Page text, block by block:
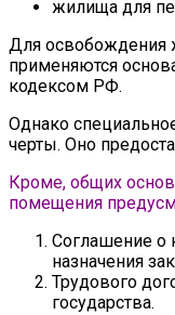
жилища для
Для освобождения
применяются
кодексом РФ.
Однако
черты. Оно
Кроме, общих
помещения
Соглашение о
назначения
Трудового
государства.